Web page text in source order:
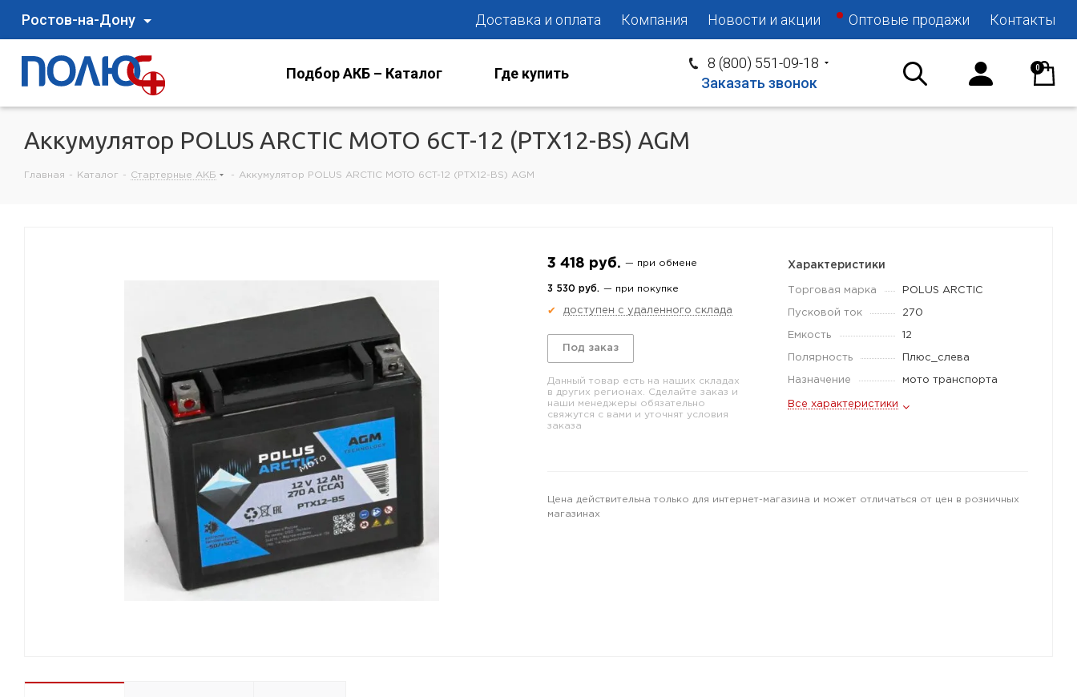
Ростов-на-Дону Доставка и оплата Компания Новости и акции Оптовые продажи Контакты
Подбор АКБ – Каталог Где купить
8 (800) 551-09-18
Заказать звонок
0
Аккумулятор POLUS ARCTIC MOTO 6CT-12 (PTX12-BS) AGM
Главная - Каталог - Стартерные АКБ - Аккумулятор POLUS ARCTIC MOTO 6CT-12 (PTX12-BS) AGM
3 418 руб. — при обмене
3 530 руб. — при покупке
✔ доступен с удаленного склада
Под заказ
Данный товар есть на наших складах
в других регионах. Сделайте заказ и
наши менеджеры обязательно
свяжутся с вами и уточнят условия
заказа
Характеристики
Торговая марка POLUS ARCTIC
Пусковой ток 270
Емкость 12
Полярность Плюс_слева
Назначение мото транспорта
Все характеристики
Цена действительна только для интернет-магазина и может отличаться от цен в розничных
магазинах